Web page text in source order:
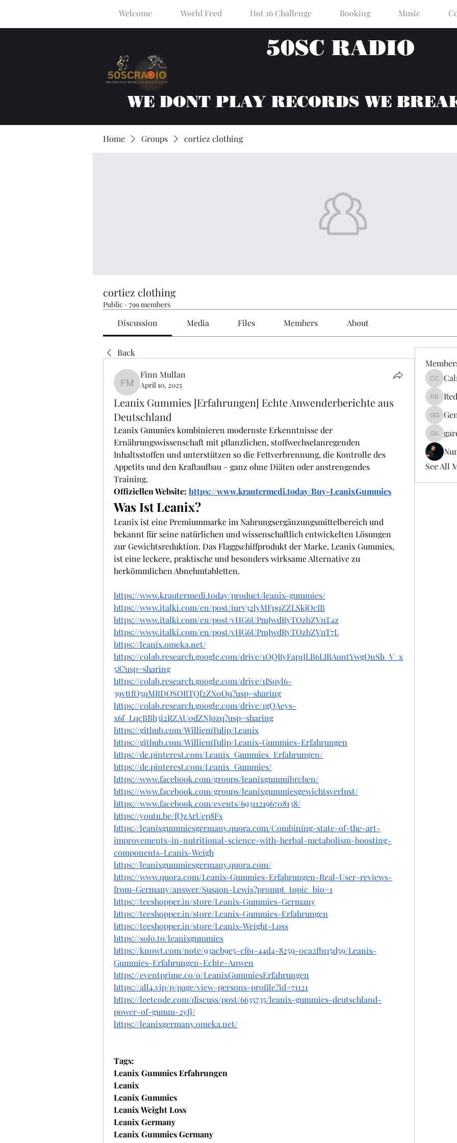
Welcome World Feed Hot 16 Challenge Booking Music
50SC RADIO
WE DONT PLAY RECORDS WE
Home Groups cortiez clothing
cortiez clothing
Public · 799 members
Discussion Media Files Members About
Back
Finn Mullan
Finn Mullan
April 10, 2025
Leanix Gummies [Erfahrungen] Echte Anwenderberichte aus
Deutschland
Leanix Gummies kombinieren modernste Erkenntnisse der
Ernährungswissenschaft mit pflanzlichen, stoffwechselanregenden
Inhaltsstoffen und unterstützen so die Fettverbrennung, die Kontrolle des
Appetits und den Kraftaufbau – ganz ohne Diäten oder anstrengendes
Training.
Offiziellen Website: https://www.krautermedi.today/Buy-LeanixGummies
Was Ist Leanix?
Leanix ist eine Premiummarke im Nahrungsergänzungsmittelbereich und
bekannt für seine natürlichen und wissenschaftlich entwickelten Lösungen
zur Gewichtsreduktion. Das Flaggschiffprodukt der Marke, Leanix Gummies,
ist eine leckere, praktische und besonders wirksame Alternative zu
herkömmlichen Abnehmtabletten.
https://www.krautermedi.today/product/leanix-gummies/
https://www.italki.com/en/post/iurv32lyMFpqZZLSkjOcIB
https://www.italki.com/en/post/vHG6UPmJwdRyTOzbZVnT4z
https://www.italki.com/en/post/vHG6UPmJwdRyTOzbZVnT7L
https://leanix.omeka.net/
https://colab.research.google.com/drive/1OQRyFap1JLB6LIBAontYwgOnSh_V_x
58?usp=sharing
https://colab.research.google.com/drive/1ISqyl6-
39vttfO5qMRDOSORTQf2ZX0Oq?usp=sharing
https://colab.research.google.com/drive/1gQAeys-
x6f_LqcBBh3i2RZAU0dZNJozq?usp=sharing
https://github.com/WilliemTulip/Leanix
https://github.com/WilliemTulip/Leanix-Gummies-Erfahrungen
https://de.pinterest.com/Leanix_Gummies_Erfahrungen/
https://de.pinterest.com/Leanix_Gummies/
https://www.facebook.com/groups/leanixgummibrchen/
https://www.facebook.com/groups/leanixgummiesgewichtsverlust/
https://www.facebook.com/events/693112196708138/
https://youtu.be/fQzArUep8Fs
https://leanixgummiesgermany.quora.com/Combining-state-of-the-art-
improvements-in-nutritional-science-with-herbal-metabolism-boosting-
components-Leanix-Weigh
https://leanixgummiesgermany.quora.com/
https://www.quora.com/Leanix-Gummies-Erfahrungen-Real-User-reviews-
from-Germany/answer/Susaon-Lewis?prompt_topic_bio=1
https://teeshopper.in/store/Leanix-Gummies-Germany
https://teeshopper.in/store/Leanix-Gummies-Erfahrungen
https://teeshopper.in/store/Leanix-Weight-Loss
https://solo.to/leanixgummies
https://knowt.com/note/93acb9e5-cf61-44d4-8259-0ca2fb115d59/Leanix-
Gummies-Erfahrungen-Echte-Anwen
https://eventprime.co/o/LeanixGummiesErfahrungen
https://all4.vip/p/page/view-persons-profile?id=71121
https://leetcode.com/discuss/post/6635735/leanix-gummies-deutschland-
power-of-gumm-2yfj/
https://leanixgermany.omeka.net/
Tags:
Leanix Gummies Erfahrungen
Leanix
Leanix Gummies
Leanix Weight Loss
Leanix Germany
Leanix Gummies Germany
Reddy
gardner
See All